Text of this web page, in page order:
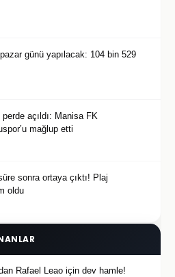
günü yapılacak: 104 bin 529
açıldı: Manisa FK
mağlup etti
sonra ortaya çıktı! Plaj
oldu
Rafael Leao için dev hamle!